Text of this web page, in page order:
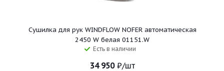
Сушилка для рук WINDFLOW NOFER автоматическая
2450 W белая 01151.W
Есть в наличии
34 950₽/шт